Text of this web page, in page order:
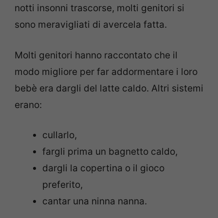
notti insonni trascorse, molti genitori si
sono meravigliati di avercela fatta.
Molti genitori hanno raccontato che il
modo migliore per far addormentare i loro
bebè era dargli del latte caldo. Altri sistemi
erano:
cullarlo,
fargli prima un bagnetto caldo,
dargli la copertina o il gioco
preferito,
cantar una ninna nanna.